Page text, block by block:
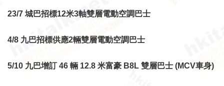
23/7 城巴招標12米3軸雙層電動空調巴士
4/8 九巴招標供應2輛雙層電動空調巴士
5/10 九巴增訂 46 輛 12.8 米富豪 B8L 雙層巴士 (MCV車身)